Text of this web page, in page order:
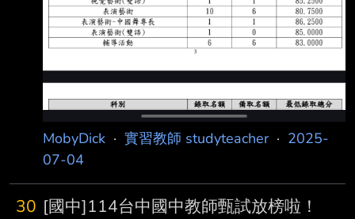
MobyDick · 實習教師 studyteacher· 2025-
07-04
30 [國中]114台中國中教師甄試放榜啦！